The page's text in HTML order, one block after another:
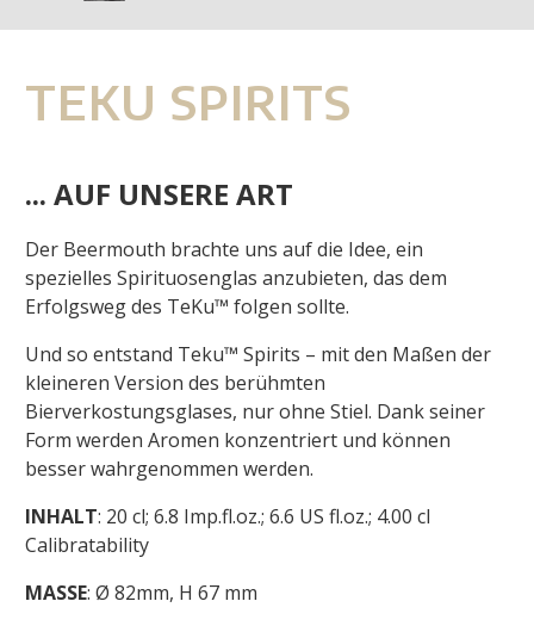
TEKU SPIRITS
... AUF UNSERE ART
Der Beermouth brachte uns auf die Idee, ein
spezielles Spirituosenglas anzubieten, das dem
Erfolgsweg des TeKu™ folgen sollte.
Und so entstand Teku™ Spirits – mit den Maßen der
kleineren Version des berühmten
Bierverkostungsglases, nur ohne Stiel. Dank seiner
Form werden Aromen konzentriert und können
besser wahrgenommen werden.
INHALT: 20 cl; 6.8 Imp.fl.oz.; 6.6 US fl.oz.; 4.00 cl
Calibratability
MASSE: Ø 82mm, H 67 mm